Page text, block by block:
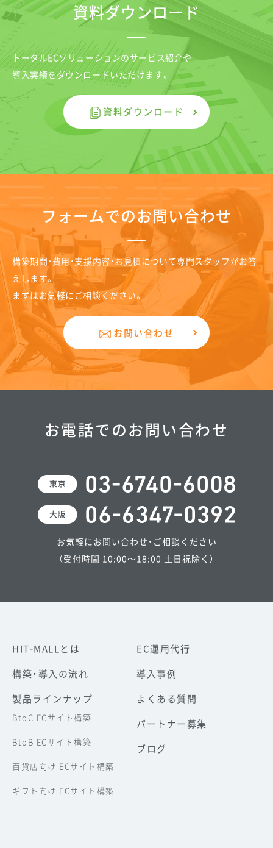
資料ダウンロード
トータルECソリューションのサービス紹介や
導入実績をダウンロードいただけます。
資料ダウンロード
フォームでのお問い合わせ
構築期間・費用・支援内容・お見積について専門スタッフがお答
えします。
まずはお気軽にご相談ください。
お問い合わせ
お電話でのお問い合わせ
お気軽にお問い合わせ・ご相談ください
（受付時間 10:00～18:00 土日祝除く）
HIT-MALLとは
構築・導入の流れ
製品ラインナップ
BtoC ECサイト構築
BtoB ECサイト構築
百貨店向け ECサイト構築
ギフト向け ECサイト構築
EC運用代行
導入事例
よくある質問
パートナー募集
ブログ